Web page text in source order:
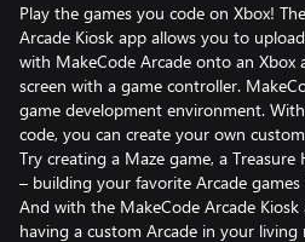
Play the games you code on Xbox!
Arcade Kiosk app allows you to
with MakeCode Arcade onto an
screen with a game controller.
game development environment.
code, you can create your own
Try creating a Maze game, a
– building your favorite Arcade games
And with the MakeCode Arcade
having a custom Arcade in your